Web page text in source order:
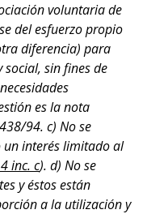
voluntaria de
del esfuerzo propio
diferencia) para
sin fines de
es la nota
94. c) No se
un interés limitado al
inc. c). d) No se
y éstos están
a la utilización y